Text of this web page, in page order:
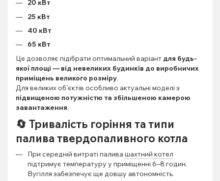
20 кВт
25 кВт
40 кВт
65 кВт
Це дозволяє підібрати оптимальний варіант для будь-
якої площі — від невеликих будинків до виробничих
приміщень великого розміру.
Для великих об'єктів особливо актуальні моделі з
підвищеною потужністю та збільшеною камерою
завантаження.
🔄 Тривалість горіння та типи
палива твердопаливного котла
При середній витраті палива шахтний котел
підтримує температуру у приміщенні 6–8 годин.
Вугілля забезпечує ще довшу автономність.